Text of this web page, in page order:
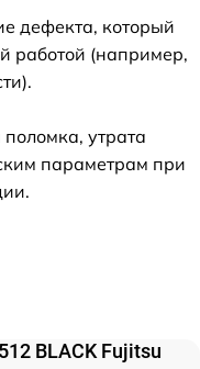
дефекта, который
работой (например,
утрата
параметрам при
BLACK Fujitsu